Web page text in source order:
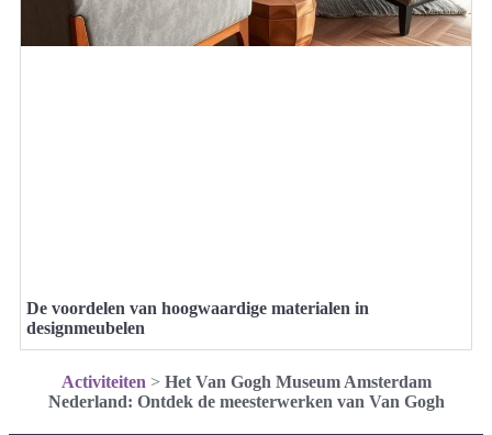
De voordelen van hoogwaardige materialen in
designmeubelen
Activiteiten > Het Van Gogh Museum Amsterdam
Nederland: Ontdek de meesterwerken van Van Gogh